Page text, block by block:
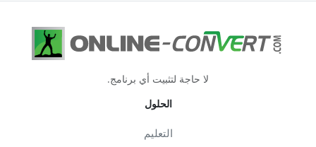
لا حاجة لتثبيت أي برنامج.
الحلول
التعليم